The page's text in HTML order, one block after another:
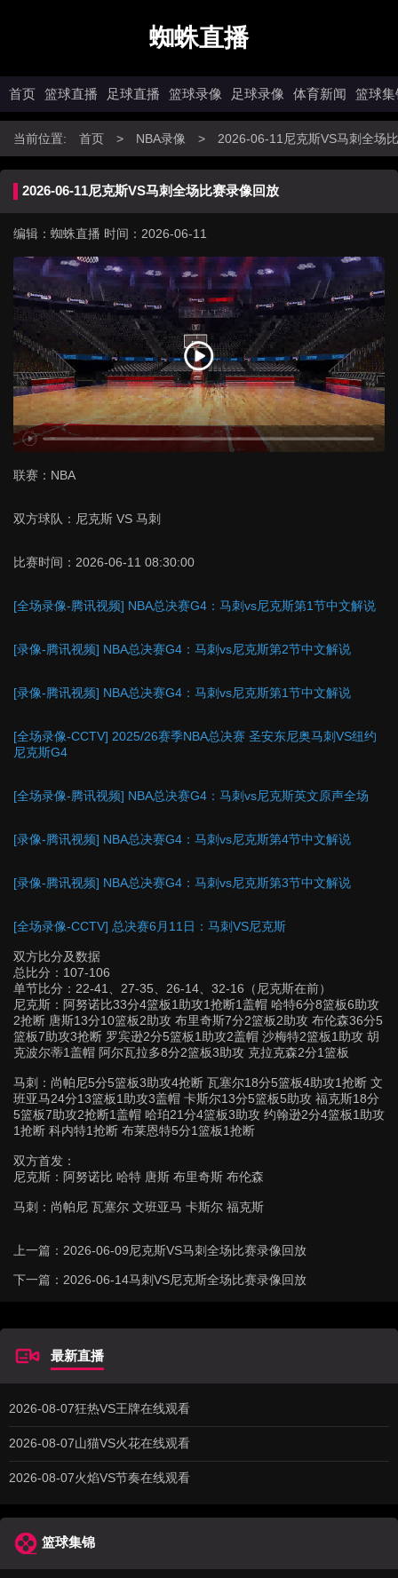
蜘蛛直播
首页 篮球直播 足球直播 篮球录像 足球录像 体育新闻 篮球集
当前位置: 首页 > NBA录像 > 2026-06-11尼克斯VS马刺全场
2026-06-11尼克斯VS马刺全场比赛录像回放
编辑：蜘蛛直播 时间：2026-06-11
联赛： NBA
双方球队： 尼克斯 VS 马刺
比赛时间： 2026-06-11 08:30:00
[全场录像-腾讯视频] NBA总决赛G4：马刺vs尼克斯第1节中文解说
[录像-腾讯视频] NBA总决赛G4：马刺vs尼克斯第2节中文解说
[录像-腾讯视频] NBA总决赛G4：马刺vs尼克斯第1节中文解说
[全场录像-CCTV] 2025/26赛季NBA总决赛 圣安东尼奥马刺VS纽约
尼克斯G4
[全场录像-腾讯视频] NBA总决赛G4：马刺vs尼克斯英文原声全场
[录像-腾讯视频] NBA总决赛G4：马刺vs尼克斯第4节中文解说
[录像-腾讯视频] NBA总决赛G4：马刺vs尼克斯第3节中文解说
[全场录像-CCTV] 总决赛6月11日：马刺VS尼克斯
双方比分及数据
总比分：107-106
单节比分：22-41、27-35、26-14、32-16（尼克斯在前）
尼克斯：阿努诺比33分4篮板1助攻1抢断1盖帽 哈特6分8篮板6助攻
2抢断 唐斯13分10篮板2助攻 布里奇斯7分2篮板2助攻 布伦森36分5
篮板7助攻3抢断 罗宾逊2分5篮板1助攻2盖帽 沙梅特2篮板1助攻 胡
克波尔蒂1盖帽 阿尔瓦拉多8分2篮板3助攻 克拉克森2分1篮板
马刺：尚帕尼5分5篮板3助攻4抢断 瓦塞尔18分5篮板4助攻1抢断 文
班亚马24分13篮板1助攻3盖帽 卡斯尔13分5篮板5助攻 福克斯18分
5篮板7助攻2抢断1盖帽 哈珀21分4篮板3助攻 约翰逊2分4篮板1助攻
1抢断 科内特1抢断 布莱恩特5分1篮板1抢断
双方首发：
尼克斯：阿努诺比 哈特 唐斯 布里奇斯 布伦森
马刺：尚帕尼 瓦塞尔 文班亚马 卡斯尔 福克斯
上一篇： 2026-06-09尼克斯VS马刺全场比赛录像回放
下一篇： 2026-06-14马刺VS尼克斯全场比赛录像回放
最新直播
2026-08-07狂热VS王牌在线观看
2026-08-07山猫VS火花在线观看
2026-08-07火焰VS节奏在线观看
篮球集锦